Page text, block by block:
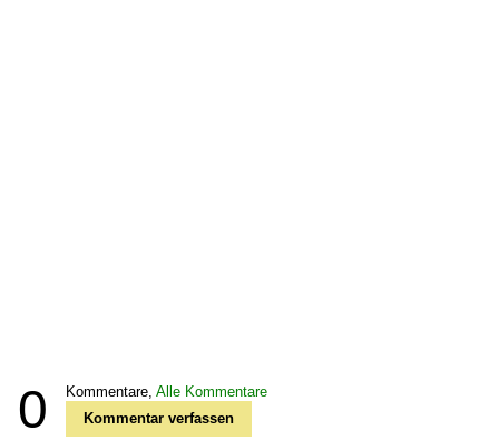
0 Kommentare, Alle Kommentare
Kommentar verfassen